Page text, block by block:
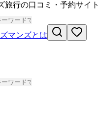
旅行の口コミ・予約サイト
マンズとは